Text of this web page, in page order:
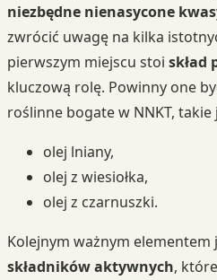
niezbędne nienasycone
zwrócić uwagę na kilka
pierwszym miejscu stoi skład
kluczową rolę. Powinny one
roślinne bogate w NNKT, takie
olej lniany,
olej z wiesiołka,
olej z czarnuszki.
Kolejnym ważnym elementem
składników aktywnych,